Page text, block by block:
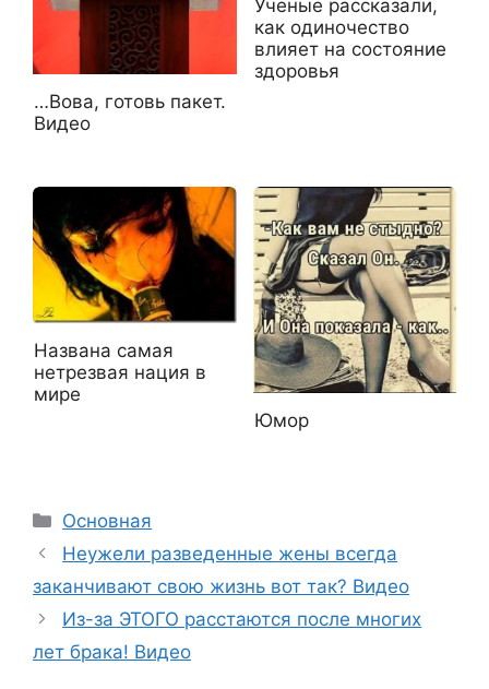
…Вова, готовь пакет.
Видео
Ученые рассказали,
как одиночество
влияет на состояние
здоровья
Названа самая
нетрезвая нация в
мире
Юмор
Рубрики
Основная
Неужели разведенные жены всегда
заканчивают свою жизнь вот так? Видео
Из-за ЭТОГО расстаются после многих
лет брака! Видео